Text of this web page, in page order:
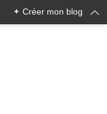
+ Créer mon blog